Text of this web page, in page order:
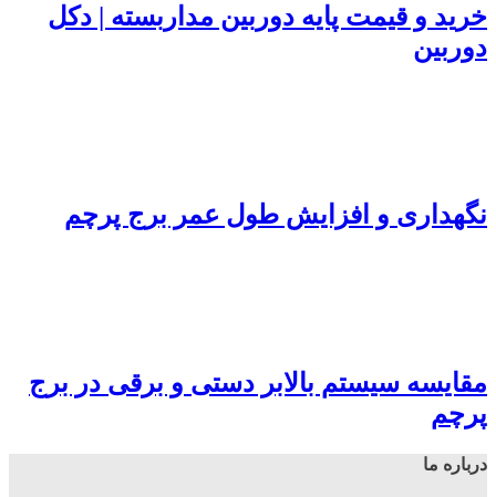
خرید و قیمت پایه دوربین مداربسته | دکل
دوربین
نگهداری و افزایش طول عمر برج پرچم
مقایسه سیستم بالابر دستی و برقی در برج
پرچم
درباره ما